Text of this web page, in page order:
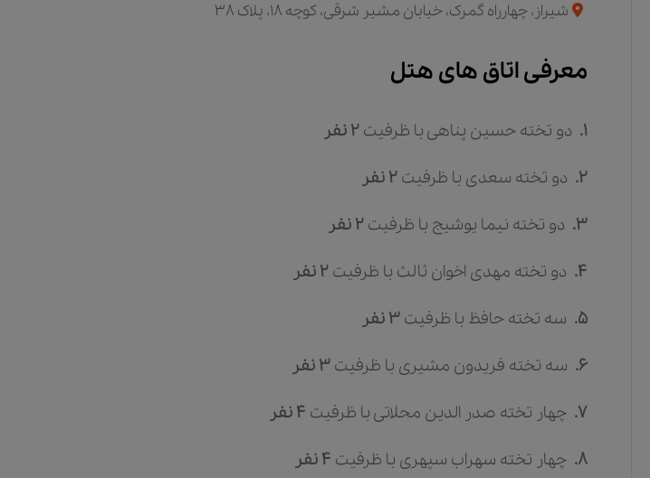
شیراز، چهارراه گمرک، خیابان مشیر شرقی، کوچه 18، پلاک 38
معرفی اتاق های هتل
1. دو تخته حسین پناهیبا ظرفیت2نفر
2. دو تخته سعدی با ظرفیت2نفر
3. دو تخته نیما یوشیج با ظرفیت2نفر
4. دو تخته مهدی اخوان ثالث با ظرفیت2نفر
5. سه تخته حافظ با ظرفیت3نفر
6. سه تخته فریدون مشیری با ظرفیت3نفر
7. چهار تخته صدر الدین محلاتیبا ظرفیت 4نفر
8. چهار تخته سهراب سپهری با ظرفیت 4نفر